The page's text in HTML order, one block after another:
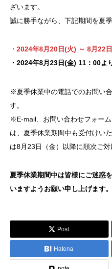
ざいます。
誠に勝手ながら、下記期間を夏
・2024年8月20日(火) ～ 8月22
・2024年8月23日(金) 11：00よ
※夏季休業中の電話でのお問い
す。
※E-mail、お問い合わせフォー
は、夏季休業期間中も受付けい
は8月23日（金）以降に順次ご対
夏季休業期間中は皆様にご迷惑
いますようお願い申し上げます。
Post
Hatena